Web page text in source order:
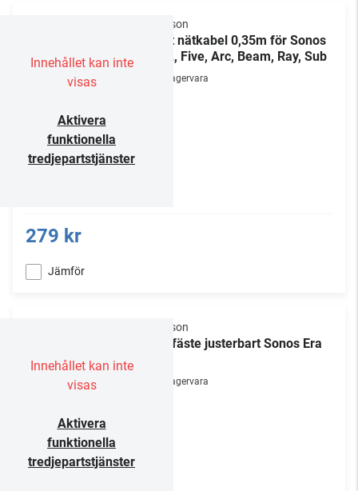
Innehållet kan inte
visas
Aktivera
funktionella
tredjepartstjänster
Flexson
Kort nätkabel 0,35m för Sonos
ERA, Five, Arc, Beam, Ray, Sub
Lagervara
279 kr
Jämför
Innehållet kan inte
visas
Aktivera
funktionella
tredjepartstjänster
Flexson
Takfäste justerbart Sonos Era
Lagervara